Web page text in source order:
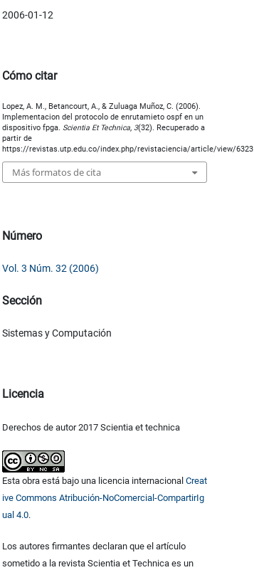
2006-01-12
Cómo citar
Lopez, A. M., Betancourt, A., & Zuluaga Muñoz, C. (2006).
Implementacion del protocolo de enrutamieto ospf en un
dispositivo fpga. Scientia Et Technica, 3(32). Recuperado a
partir de
https://revistas.utp.edu.co/index.php/revistaciencia/article/view/6323
Más formatos de cita
Número
Vol. 3 Núm. 32 (2006)
Sección
Sistemas y Computación
Licencia
Derechos de autor 2017 Scientia et technica
Esta obra está bajo una licencia internacional Creat
ive Commons Atribución-NoComercial-CompartirIg
ual 4.0.
Los autores firmantes declaran que el artículo
sometido a la revista Scientia et Technica es un